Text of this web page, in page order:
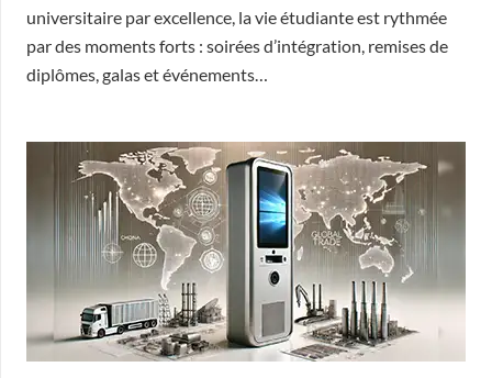
universitaire par excellence, la vie étudiante est rythmée
par des moments forts : soirées d’intégration, remises de
diplômes, galas et événements…